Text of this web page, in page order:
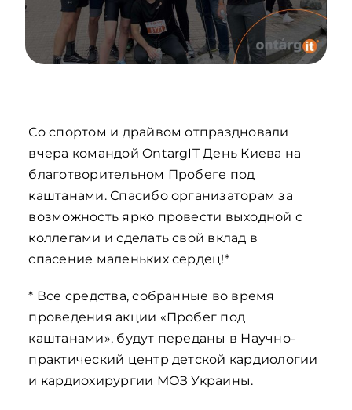
Со спортом и драйвом отпраздновали
вчера командой OntargIT День Киева на
благотворительном Пробеге под
каштанами. Спасибо организаторам за
возможность ярко провести выходной с
коллегами и сделать свой вклад в
спасение маленьких сердец!*
* Все средства, собранные во время
проведения акции «Пробег под
каштанами», будут переданы в Научно-
практический центр детской кардиологии
и кардиохирургии МОЗ Украины.